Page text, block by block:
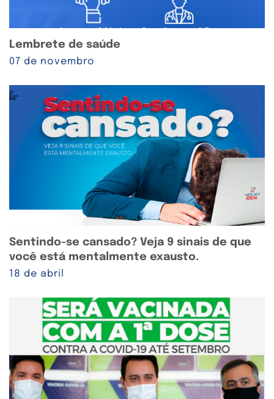
Lembrete de saúde
07 de novembro
Sentindo-se cansado? Veja 9 sinais de que
você está mentalmente exausto.
18 de abril